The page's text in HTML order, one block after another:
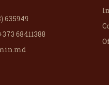
635949
68411388